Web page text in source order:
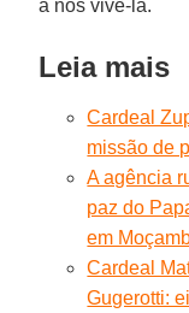
a nós vivê-la.
Leia mais
Cardeal
missão de
A agência
paz do
em
Cardeal
Gugerotti: